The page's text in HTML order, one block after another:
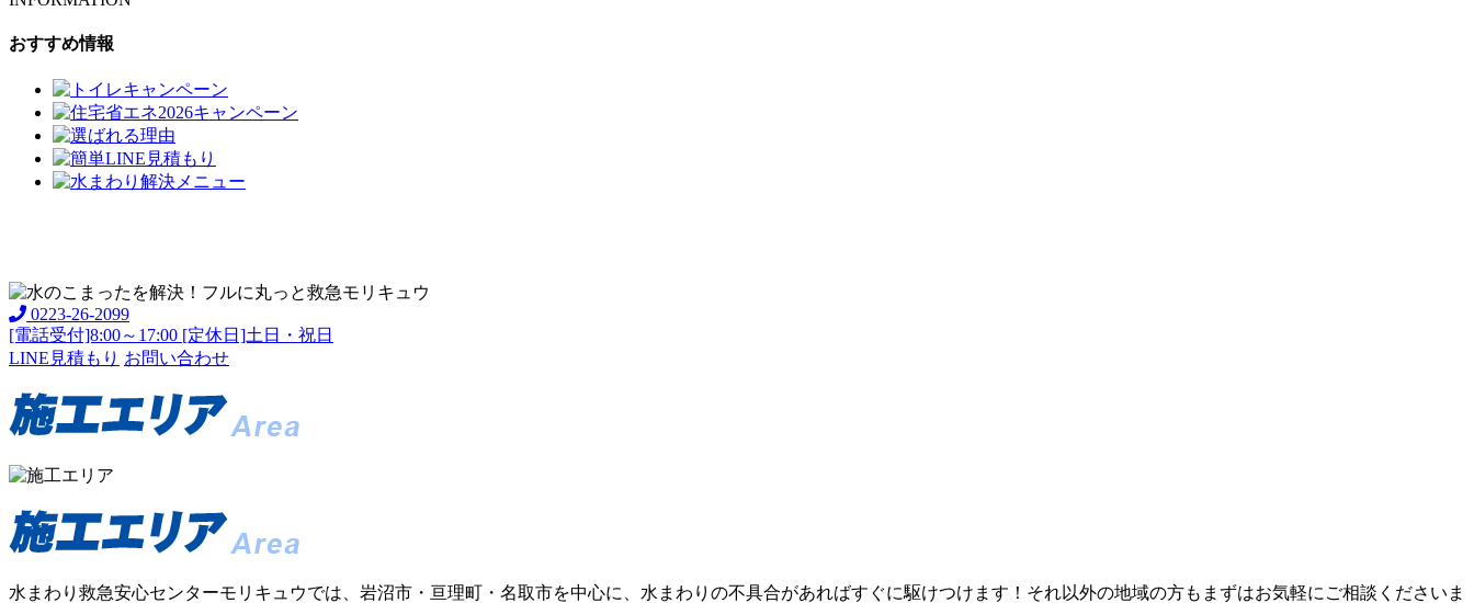
おすすめ情報
0223-26-2099
[電話受付]8:00～17:00 [定休日]土日・祝日
LINE見積もり お問い合わせ
水まわり救急安心センターモリキュウでは、岩沼市・亘理町・名取市を中心に、水まわりの不具合があればすぐに駆けつけます！それ以外の地域の方もまずはお気軽にご相談くださいま